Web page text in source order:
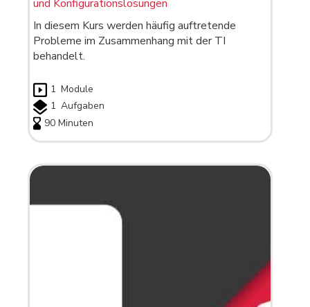
und Konfigurationslösungen
In diesem Kurs werden häufig auftretende
Probleme im Zusammenhang mit der TI
behandelt.
1 Module
1 Aufgaben
90 Minuten